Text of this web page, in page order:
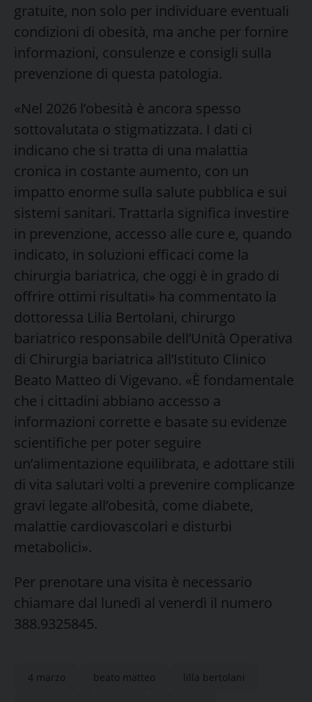
gratuite, non solo per individuare eventuali
condizioni di obesità, ma anche per fornire
informazioni, consulenze e consigli sulla
prevenzione di questa patologia.
«Nel 2026 l’obesità è ancora spesso
sottovalutata o stigmatizzata. I dati ci
indicano che si tratta di una malattia
cronica in costante aumento, con un
impatto enorme sulla salute pubblica e sui
sistemi sanitari. Trattarla significa investire
in prevenzione, accesso alle cure e, quando
indicato, in soluzioni efficaci come la
chirurgia bariatrica, che oggi è in grado di
offrire ottimi risultati» ha commentato la
dottoressa Lilia Bertolani, chirurgo
bariatrico responsabile dell’Unità Operativa
di Chirurgia bariatrica all’Istituto Clinico
Beato Matteo di Vigevano. «È fondamentale
che i cittadini abbiano accesso a
informazioni corrette e basate su evidenze
scientifiche per poter seguire
un’alimentazione equilibrata, e adottare stili
di vita salutari volti a prevenire complicanze
gravi legate all’obesità, come diabete,
malattie cardiovascolari e disturbi
metabolici».
Per prenotare una visita è necessario
chiamare dal lunedì al venerdì il numero
388.9325845.
4 marzo beato matteo lilla bertolani